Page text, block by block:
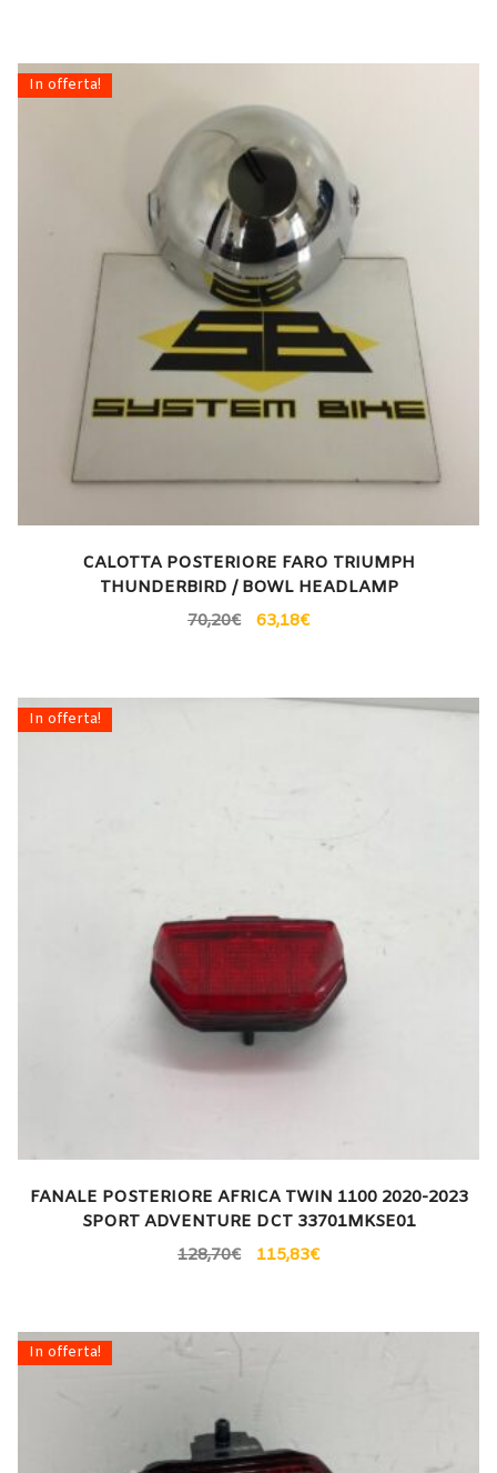
In offerta!
CALOTTA POSTERIORE FARO TRIUMPH
THUNDERBIRD / BOWL HEADLAMP
70,20€ 63,18€
In offerta!
FANALE POSTERIORE AFRICA TWIN 1100 2020-2023
SPORT ADVENTURE DCT 33701MKSE01
128,70€ 115,83€
In offerta!